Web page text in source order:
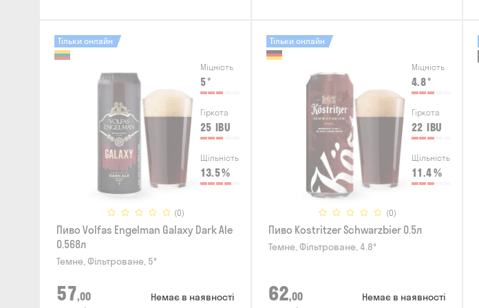
Міцність
5°
Гіркота
25 IBU
Щільність
13.5%
(0)
Тільки онлайн
Пиво Volfas Engelman Galaxy Dark Ale
0.568л
Темне, Фільтроване, 5°
57,00 Немає в наявності
Міцність
4.8°
Гіркота
22 IBU
Щільність
11.4%
(0)
Тільки онлайн
Пиво Kostritzer Schwarzbier 0.5л
Темне, Фільтроване, 4.8°
62,00 Немає в наявності